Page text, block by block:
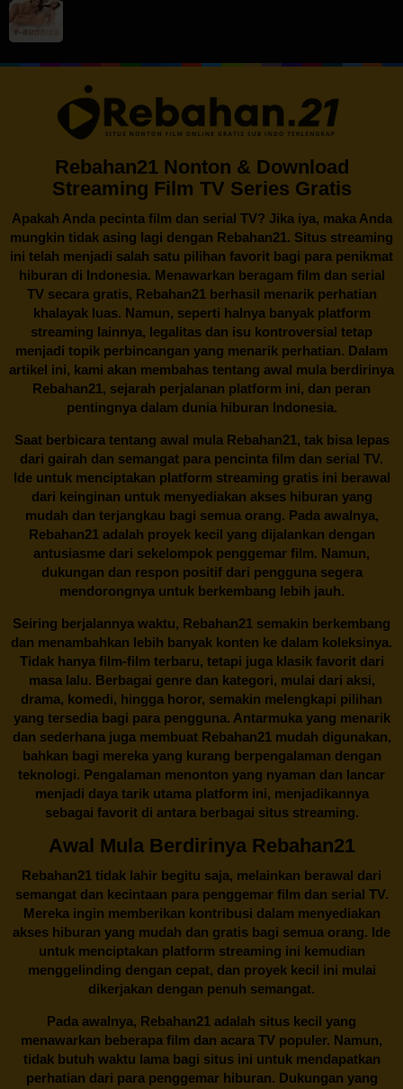
Rebahan21 Nonton & Download
Streaming Film TV Series Gratis
Apakah Anda pecinta film dan serial TV? Jika iya, maka Anda
mungkin tidak asing lagi dengan Rebahan21. Situs streaming
ini telah menjadi salah satu pilihan favorit bagi para penikmat
hiburan di Indonesia. Menawarkan beragam film dan serial
TV secara gratis, Rebahan21berhasil menarik perhatian
khalayak luas. Namun, seperti halnya banyak platform
streaming lainnya, legalitas dan isu kontroversial tetap
menjadi topik perbincangan yang menarik perhatian. Dalam
artikel ini, kami akan membahas tentang awal mula berdirinya
Rebahan21, sejarah perjalanan platform ini, dan peran
pentingnya dalam dunia hiburan Indonesia.
Saat berbicara tentang awal mula Rebahan21, tak bisa lepas
dari gairah dan semangat para pencinta film dan serial TV.
Ide untuk menciptakan platform streaming gratis ini berawal
dari keinginan untuk menyediakan akses hiburan yang
mudah dan terjangkau bagi semua orang. Pada awalnya,
Rebahan21 adalah proyek kecil yang dijalankan dengan
antusiasme dari sekelompok penggemar film. Namun,
dukungan dan respon positif dari pengguna segera
mendorongnya untuk berkembang lebih jauh.
Seiring berjalannya waktu, Rebahan21 semakin berkembang
dan menambahkan lebih banyak konten ke dalam koleksinya.
Tidak hanya film-film terbaru, tetapi juga klasik favorit dari
masa lalu. Berbagai genre dan kategori, mulai dari aksi,
drama, komedi, hingga horor, semakin melengkapi pilihan
yang tersedia bagi para pengguna. Antarmuka yang menarik
dan sederhana juga membuatRebahan21mudah digunakan,
bahkan bagi mereka yang kurang berpengalaman dengan
teknologi. Pengalaman menonton yang nyaman dan lancar
menjadi daya tarik utama platform ini, menjadikannya
sebagai favorit di antara berbagai situs streaming.
Awal Mula Berdirinya Rebahan21
Rebahan21 tidak lahir begitu saja, melainkan berawal dari
semangat dan kecintaan para penggemar film dan serial TV.
Mereka ingin memberikan kontribusi dalam menyediakan
akses hiburan yang mudah dan gratis bagi semua orang. Ide
untuk menciptakan platform streaming ini kemudian
menggelinding dengan cepat, dan proyek kecil ini mulai
dikerjakan dengan penuh semangat.
Pada awalnya, Rebahan21 adalah situs kecil yang
menawarkan beberapa film dan acara TV populer. Namun,
tidak butuh waktu lama bagi situs ini untuk mendapatkan
perhatian dari para penggemar hiburan. Dukungan yang